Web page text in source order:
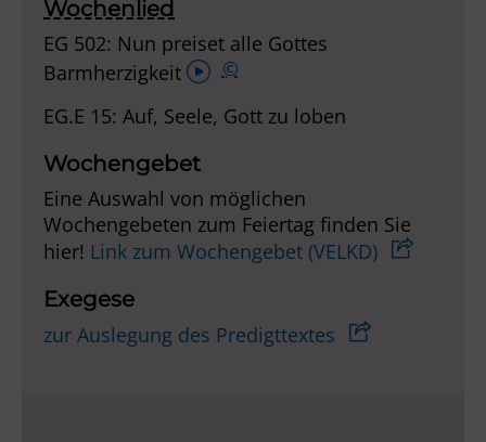
Wochenlied
EG 502: Nun preiset alle Gottes
Barmherzigkeit Audio-
©
EG.E 15: Auf, Seele, Gott zu loben
Wochengebet
Eine Auswahl von möglichen
Wochengebeten zum Feiertag finden Sie
hier! Link zum Wochengebet (VELKD)
Exegese
zur Auslegung des Predigttextes